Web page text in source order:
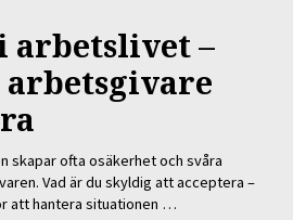
arbetslivet –
arbetsgivare
skapar ofta osäkerhet och svåra
Vad är du skyldig att acceptera –
att hantera situationen …